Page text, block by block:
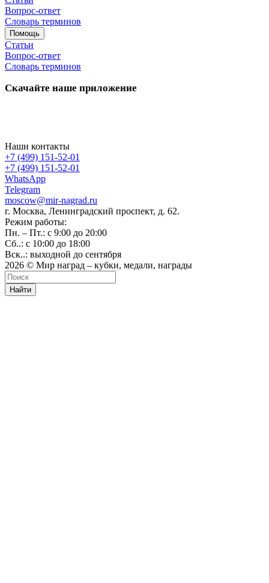
Вопрос-ответ
Словарь терминов
Помощь
Статьи
Вопрос-ответ
Словарь терминов
Скачайте наше приложение
Наши контакты
+7 (499) 151-52-01
+7 (499) 151-52-01
WhatsApp
Telegram
moscow@mir-nagrad.ru
г. Москва, Ленинградский проспект, д. 62.
Режим работы:
Пн. – Пт.: с 9:00 до 20:00
Сб..: с 10:00 до 18:00
Вск..: выходной до сентября
2026 © Мир наград – кубки, медали, награды
Найти